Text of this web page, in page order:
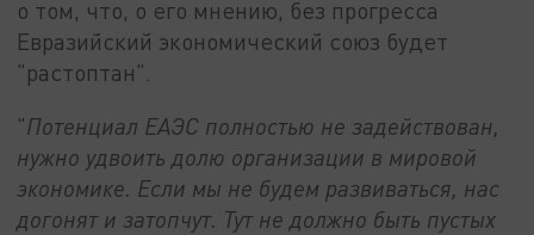
о том, что, о его мнению, без прогресса
Евразийский экономический союз будет
"растоптан".
"Потенциал ЕАЭС полностью не задействован,
нужно удвоить долю организации в мировой
экономике. Если мы не будем развиваться, нас
догонят и затопчут. Тут не должно быть пустых